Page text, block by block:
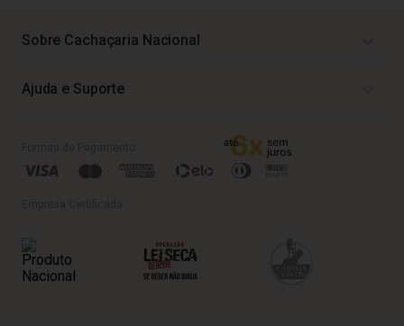
Sobre Cachaçaria Nacional
Ajuda e Suporte